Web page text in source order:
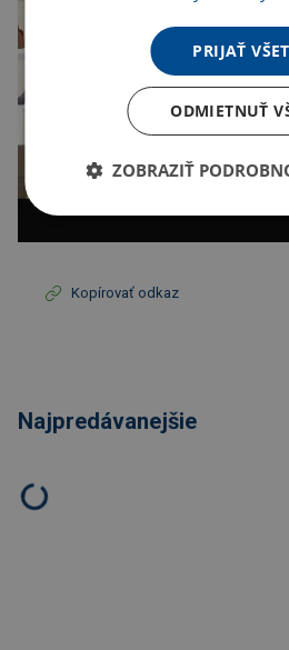
Kopírovať odkaz
Najpredávanejšie
PRIJAŤ
ODMIETNUŤ
ZOBRAZIŤ